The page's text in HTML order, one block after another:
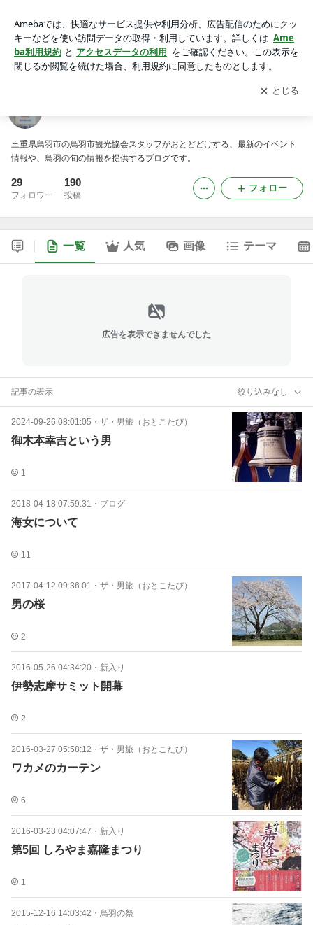
アプリをダウンロードして ブログの更新通知
を受け取りまし
ょう。
開く
三重県鳥羽市の鳥羽市観光協会スタッフがおとどどけする、最新のイベント
情報や、鳥羽の旬の情報を提供するブログです。
29
フォロワー
190
投稿
フォロー
一覧 人気 画像 テーマ
広告を表示できませんでした
記事の表示 絞り込みなし
2024-09-26 08:01:05 ・ ザ・男旅（おとこたび）
御木本幸吉という男
1
2018-04-18 07:59:31 ・ ブログ
海女について
11
2017-04-12 09:36:01 ・ ザ・男旅（おとこたび）
男の桜
2
2016-05-26 04:34:20 ・ 新入り
伊勢志摩サミット開幕
2
2016-03-27 05:58:12 ・ ザ・男旅（おとこたび）
ワカメのカーテン
6
2016-03-23 04:07:47 ・ 新入り
第5回 しろやま嘉隆まつり
1
2015-12-16 14:03:42 ・ 鳥羽の祭